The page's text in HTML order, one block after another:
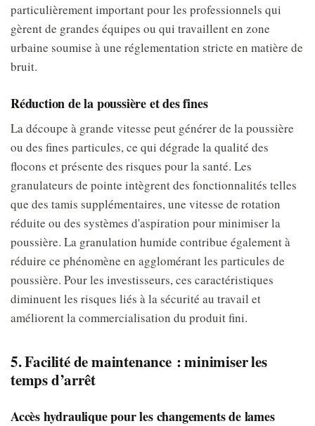
particulièrement important pour les professionnels qui
gèrent de grandes équipes ou qui travaillent en zone
urbaine soumise à une réglementation stricte en matière de
bruit.
Réduction de la poussière et des fines
La découpe à grande vitesse peut générer de la poussière
ou des fines particules, ce qui dégrade la qualité des
flocons et présente des risques pour la santé. Les
granulateurs de pointe intègrent des fonctionnalités telles
que des tamis supplémentaires, une vitesse de rotation
réduite ou des systèmes d'aspiration pour minimiser la
poussière. La granulation humide contribue également à
réduire ce phénomène en agglomérant les particules de
poussière. Pour les investisseurs, ces caractéristiques
diminuent les risques liés à la sécurité au travail et
améliorent la commercialisation du produit fini.
5. Facilité de maintenance : minimiser les
temps d’arrêt
Accès hydraulique pour les changements de lames